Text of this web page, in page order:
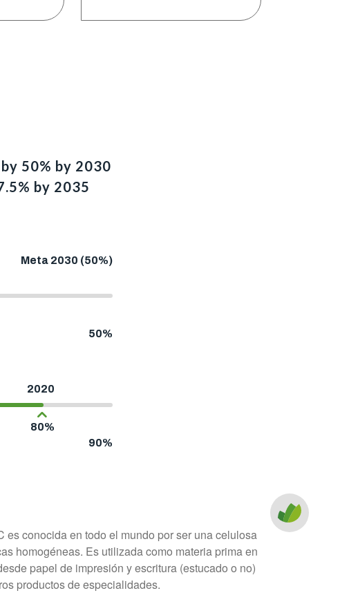
50% by 2030
by 2035
Meta 2030 (50%)
50%
2020
80%
90%
es conocida en todo el mundo por ser una celulosa
homogéneas. Es utilizada como materia prima en
papel de impresión y escritura (estucado o no)
productos de especialidades.